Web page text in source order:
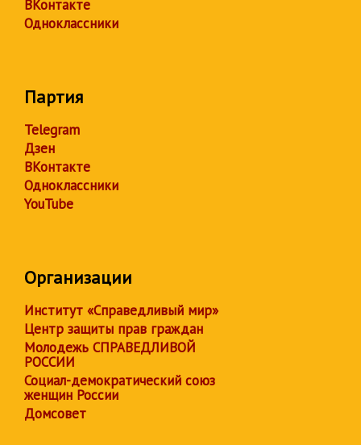
ВКонтакте
Одноклассники
Партия
Telegram
Дзен
ВКонтакте
Одноклассники
YouTube
Организации
Институт «Справедливый мир»
Центр защиты прав граждан
Молодежь СПРАВЕДЛИВОЙ
РОССИИ
Социал-демократический союз
женщин России
Домсовет